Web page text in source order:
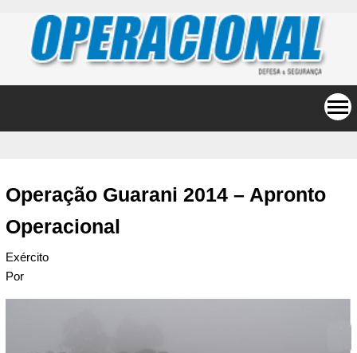
Operação Guarani 2014 – Apronto
Operacional
Exército
Por